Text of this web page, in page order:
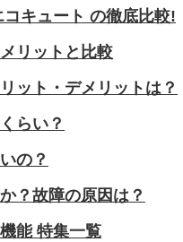
キュート の徹底比較!
リットと比較
ット・デメリットは？
らい？
の？
？故障の原因は？
能 特集一覧